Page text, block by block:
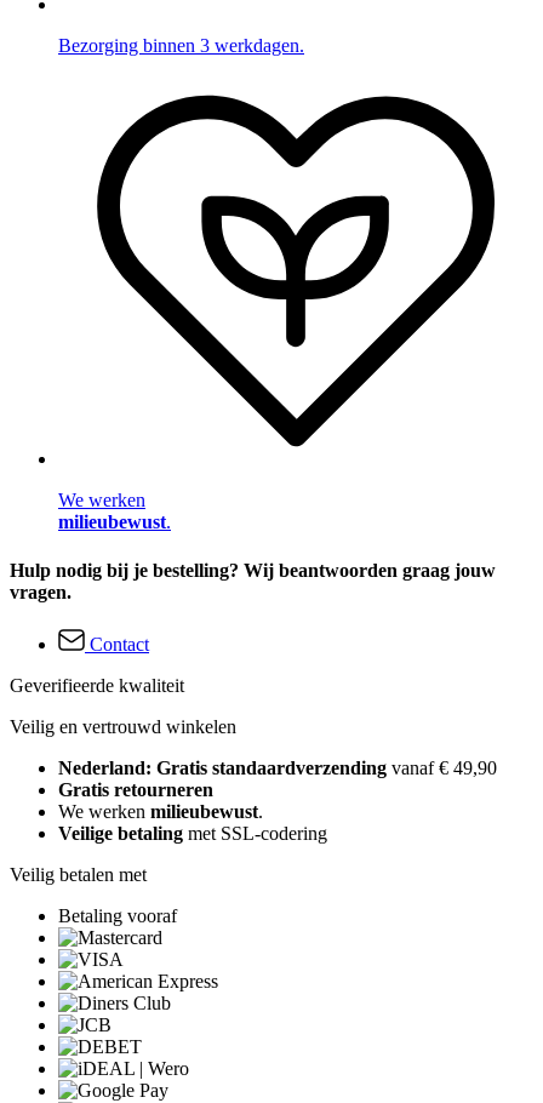
Bezorging binnen 3 werkdagen.
We werken
milieubewust.
Hulp nodig bij je bestelling? Wij beantwoorden graag jouw
vragen.
Contact
Geverifieerde kwaliteit
Veilig en vertrouwd winkelen
Nederland: Gratis standaardverzending vanaf € 49,90
Gratis retourneren
We werken milieubewust.
Veilige betaling met SSL-codering
Veilig betalen met
Betaling vooraf